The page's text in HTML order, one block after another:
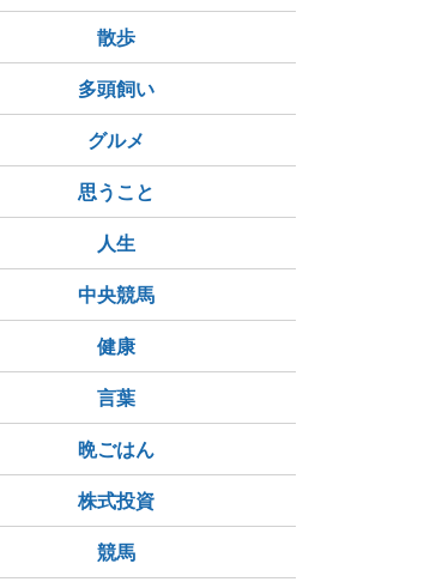
散歩
多頭飼い
グルメ
思うこと
人生
中央競馬
健康
言葉
晩ごはん
株式投資
競馬